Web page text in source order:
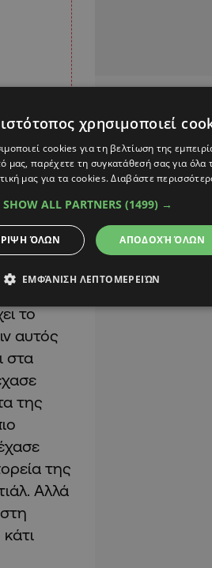
το
αυτός
στα
της
της
Αλλά
στη
χρησιμοποιεί
cookies για τη βελτίωση της
μας, παρέχετε τη συγκατάθεσή σας για
μας για τα cookies.Διαβάστε
SHOW ALL PARTNERS (1499) →
ΑΠΟΔΟΧΉ ΌΛΩΝ
ΌΛΩΝ
ΕΜΦΆΝΙΣΗ ΛΕΠΤΟΜΕΡΕΙΏΝ